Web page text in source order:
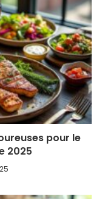
pour le
2025